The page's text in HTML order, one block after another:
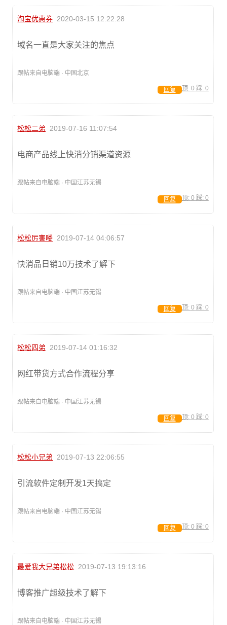
淘宝优惠券 2020-03-15 12:22:28
域名一直是大家关注的焦点
跟帖来自电脑端 · 中国北京
顶: 0 踩: 0
回复
松松二弟 2019-07-16 11:07:54
电商产品线上快消分销渠道资源
跟帖来自电脑端 · 中国江苏无锡
顶: 0 踩: 0
回复
松松厉害喽 2019-07-14 04:06:57
快消品日销10万技术了解下
跟帖来自电脑端 · 中国江苏无锡
顶: 0 踩: 0
回复
松松四弟 2019-07-14 01:16:32
网红带货方式合作流程分享
跟帖来自电脑端 · 中国江苏无锡
顶: 0 踩: 0
回复
松松小兄弟 2019-07-13 22:06:55
引流软件定制开发1天搞定
跟帖来自电脑端 · 中国江苏无锡
顶: 0 踩: 0
回复
最爱我大兄弟松松 2019-07-13 19:13:16
博客推广超级技术了解下
跟帖来自电脑端 · 中国江苏无锡